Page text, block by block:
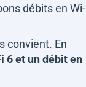
débits en Wi-
convient. En
6 et un débit en